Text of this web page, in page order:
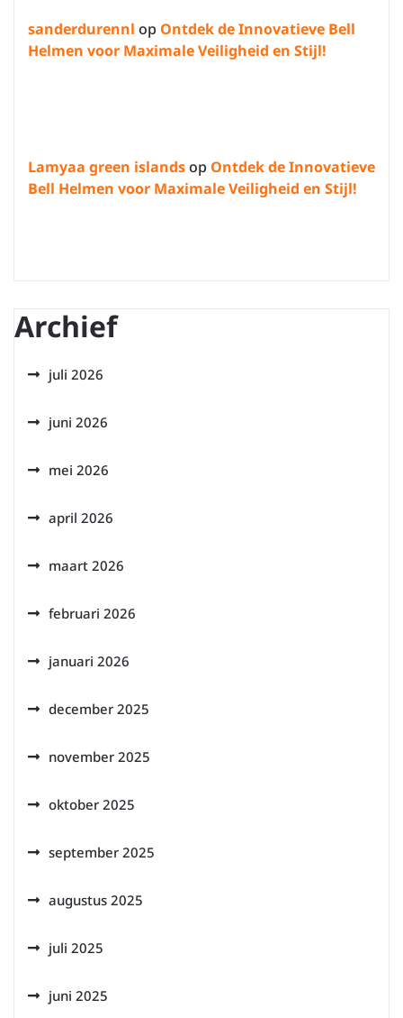
sanderdurennl op Ontdek de Innovatieve Bell
Helmen voor Maximale Veiligheid en Stijl!
Lamyaa green islandsop Ontdek de Innovatieve
Bell Helmen voor Maximale Veiligheid en Stijl!
Archief
juli 2026
juni 2026
mei 2026
april 2026
maart 2026
februari 2026
januari 2026
december 2025
november 2025
oktober 2025
september 2025
augustus 2025
juli 2025
juni 2025